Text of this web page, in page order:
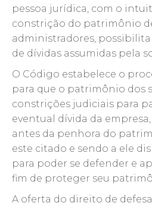
pessoa jurídica, com o
constrição do patrimônio
administradores,
de dívidas assumidas pela
O Código estabelece o
para que o patrimônio dos
constrições judiciais para
eventual dívida da
antes da penhora do
este citado e sendo a ele
para poder se defender e
fim de proteger seu
A oferta do direito de